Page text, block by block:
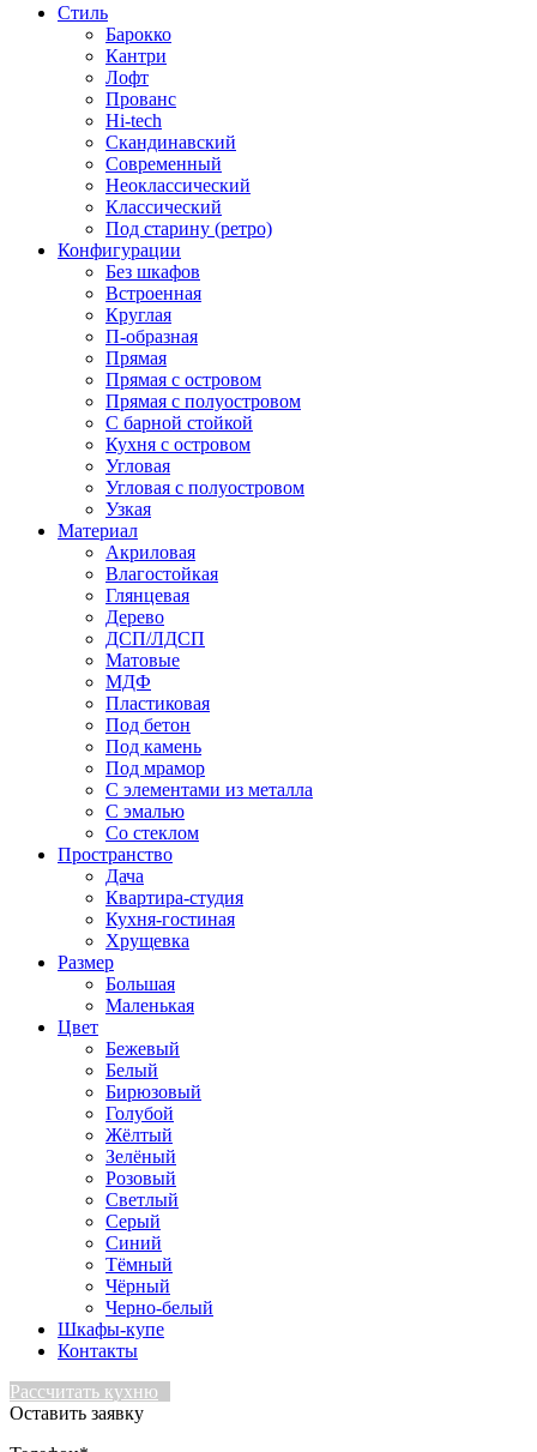
Стиль
Барокко
Кантри
Лофт
Прованс
Hi-tech
Скандинавский
Современный
Неоклассический
Классический
Под старину (ретро)
Конфигурации
Без шкафов
Встроенная
Круглая
П-образная
Прямая
Прямая с островом
Прямая с полуостровом
С барной стойкой
Кухня с островом
Угловая
Угловая с полуостровом
Узкая
Материал
Акриловая
Влагостойкая
Глянцевая
Дерево
ДСП/ЛДСП
Матовые
МДФ
Пластиковая
Под бетон
Под камень
Под мрамор
С элементами из металла
С эмалью
Со стеклом
Пространство
Дача
Квартира-студия
Кухня-гостиная
Хрущевка
Размер
Большая
Маленькая
Цвет
Бежевый
Белый
Бирюзовый
Голубой
Жёлтый
Зелёный
Розовый
Светлый
Серый
Синий
Тёмный
Чёрный
Черно-белый
Шкафы-купе
Контакты
Рассчитать кухню
Оставить заявку